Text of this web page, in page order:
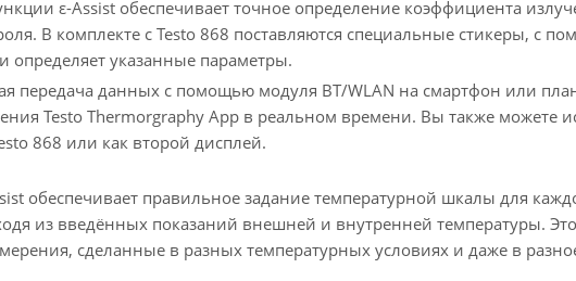
ε-Assist обеспечивает точное определение коэффициента
В комплекте с Testo 868 поставляются специальные стикеры, с
определяет указанные параметры.
передача данных с помощью модуля BT/WLAN на смартфон или
Testo Thermorgraphy App в реальном времени. Вы также можете
868 или как второй дисплей.
обеспечивает правильное задание температурной шкалы для
из введённых показаний внешней и внутренней температуры.
сделанные в разных температурных условиях и даже в